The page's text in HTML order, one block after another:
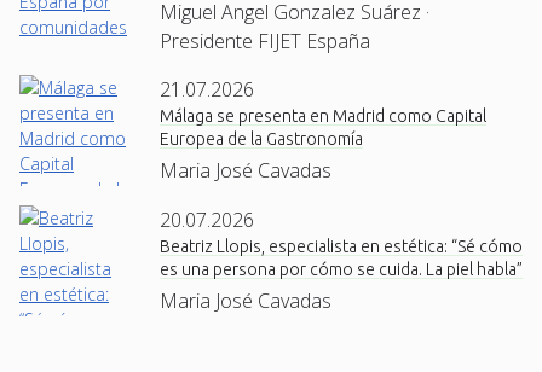
Miguel Angel Gonzalez Suárez ·
Presidente FIJET España
21.07.2026
Málaga se presenta en Madrid como Capital
Europea de la Gastronomía
Maria José Cavadas
20.07.2026
Beatriz Llopis, especialista en estética: “Sé cómo
es una persona por cómo se cuida. La piel habla”
Maria José Cavadas